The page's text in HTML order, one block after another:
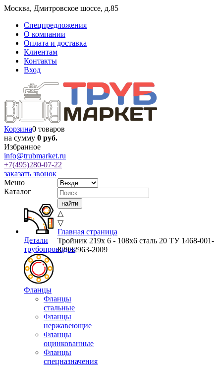
Москва, Дмитровское шоссе, д.85
Спецпредложения
О компании
Оплата и доставка
Клиентам
Контакты
Вход
Корзина0 товаров
на сумму 0 руб.
Избранное
info@trubmarket.ru
+7(495)280-07-22
заказать звонок
Меню
Каталог
Детали
трубопроводов
Фланцы
Фланцы
стальные
Фланцы
нержавеющие
Фланцы
оцинкованные
Фланцы
спецназначения
△
▽
Главная страница
Тройник 219х 6 - 108х6 сталь 20 ТУ 1468-001-
82932963-2009